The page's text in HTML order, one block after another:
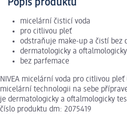
Popis produktu
micelární čisticí voda
pro citlivou pleť
odstraňuje make-up a čistí bez
dermatologicky a
bez parfemace
NIVEA micelární voda pro citlivou
micelární technologii na sebe
je dermatologicky a oftalmologicky
číslo produktu dm: 2075419